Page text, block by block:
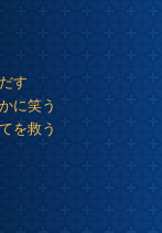
す
に笑う
を救う